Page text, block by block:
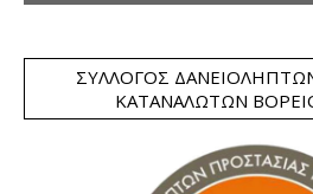
ΣΎΛΛΟΓΟΣ
ΚΑΤΑΝΑΛΩΤΏΝ